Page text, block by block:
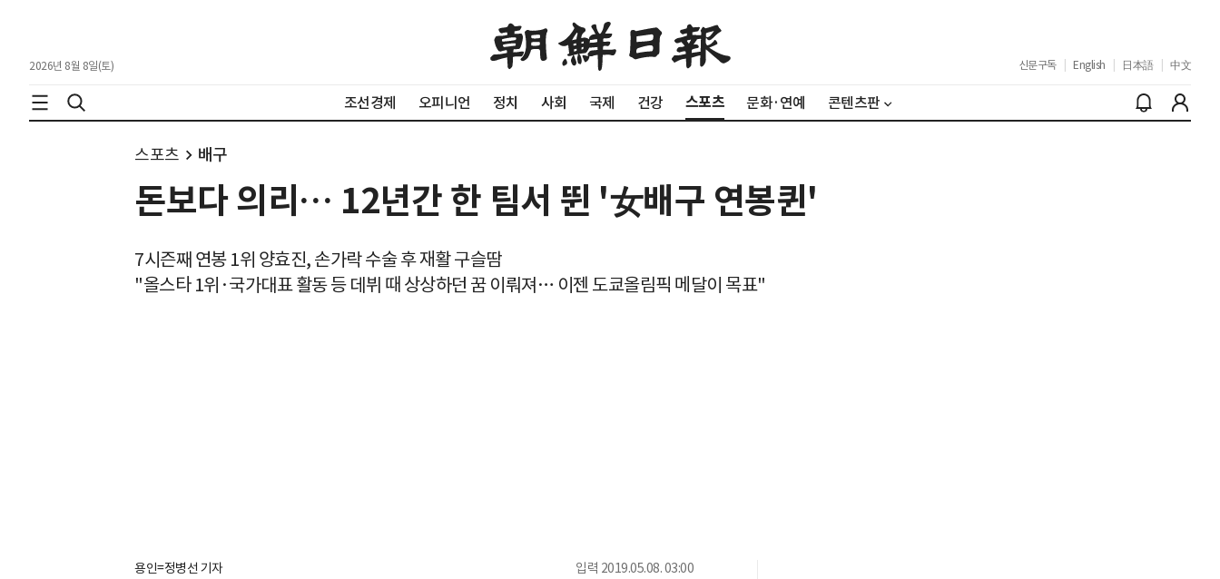
2026년 8월 8일(토) 신문구독 English 日本語 中文
조선경제 오피니언 정치 사회 국제 건강 스포츠 문화·연예 콘텐츠판
스포츠 배구
돈보다 의리… 12년간 한 팀서 뛴 '女배구 연봉퀸'
7시즌째 연봉 1위 양효진, 손가락 수술 후 재활 구슬땀
"올스타 1위·국가대표 활동 등 데뷔 때 상상하던 꿈 이뤄져… 이젠 도쿄올림픽 메달이 목표"
용인=정병선 기자 입력 2019.05.08. 03:00